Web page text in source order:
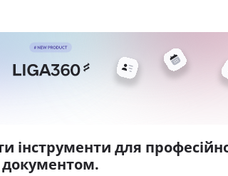
інструменти для
документом.